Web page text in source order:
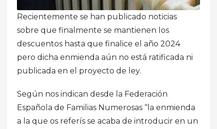
Recientemente se han publicado noticias
sobre que finalmente se mantienen los
descuentos hasta que finalice el año 2024
pero dicha enmienda aún no está ratificada ni
publicada en el proyecto de ley.
Según nos indican desde la Federación
Española de Familias Numerosas “la enmienda
a la que os referís se acaba de introducir en un